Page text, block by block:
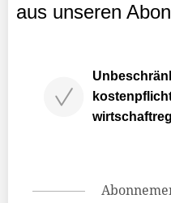
aus unseren